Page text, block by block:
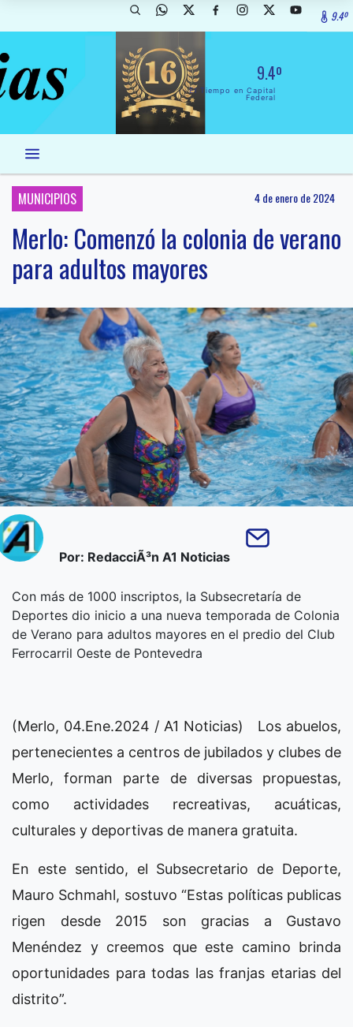
9.4º
9.4º
El Tiempo en Capital
Federal
MUNICIPIOS 4 de enero de 2024
Merlo: Comenzó la colonia de verano
para adultos mayores
Por: RedacciÃ³n A1 Noticias
Con más de 1000 inscriptos, la Subsecretaría de
Deportes dio inicio a una nueva temporada de Colonia
de Verano para adultos mayores en el predio del Club
Ferrocarril Oeste de Pontevedra
(Merlo, 04.Ene.2024 / A1 Noticias) Los abuelos,
pertenecientes a centros de jubilados y clubes de
Merlo, forman parte de diversas propuestas,
como actividades recreativas, acuáticas,
culturales y deportivas de manera gratuita.
En este sentido, el Subsecretario de Deporte,
Mauro Schmahl, sostuvo “Estas políticas publicas
rigen desde 2015 son gracias a Gustavo
Menéndez y creemos que este camino brinda
oportunidades para todas las franjas etarias del
distrito”.